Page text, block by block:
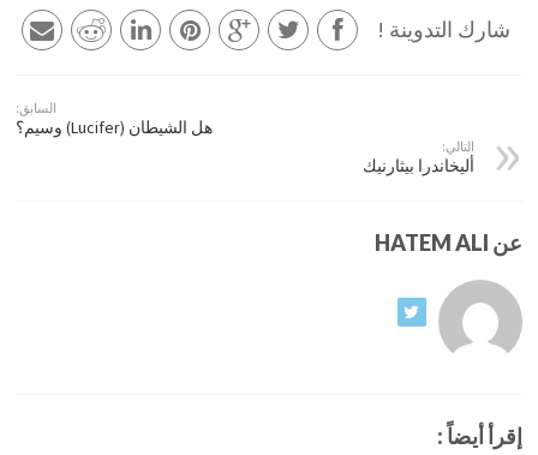
شارك التدوينة !
السابق:
هل الشيطان (Lucifer) وسيم؟
التالي:
أليخاندرا بيثارنيك
عن HATEM ALI
إقرأ أيضاً :